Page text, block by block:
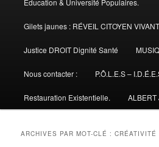
Gilets jaunes : RÉVEIL CITOYEN
Justice DROIT Dignité Santé
Nous contacter : P.Ô.L.E.S –
Restauration Existentielle. ALBERT
ARCHIVES PAR MOT-CLÉ :CRÉATIVITÉ